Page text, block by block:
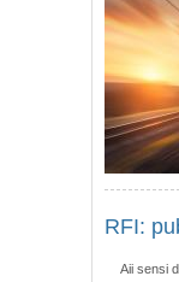
RFI:
Aii sensi